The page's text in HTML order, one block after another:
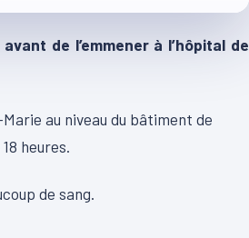
de l’emmener à l’hôpital de
au niveau du bâtiment de
heures.
de sang.